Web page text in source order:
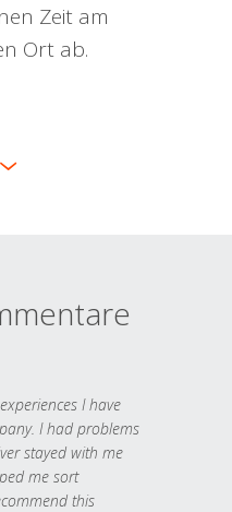
Zeit am
Ort ab.
I have
I had problems
stayed with me
me sort
this